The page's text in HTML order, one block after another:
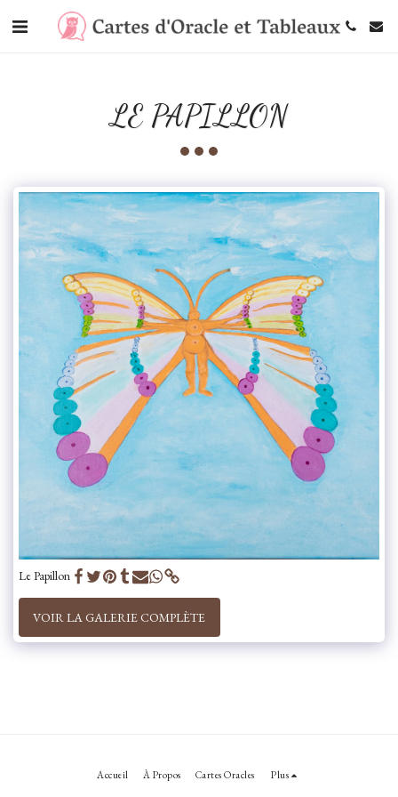
LE PAPILLON
Le Papillon
VOIR LA GALERIE COMPLÈTE
Accueil À Propos Cartes Oracles Plus